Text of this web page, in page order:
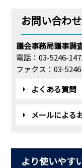
お問い合わせ
議会事務局議事調
電話：03-5246-
ファクス：03-
よくある質問
メールによる
より使いやす